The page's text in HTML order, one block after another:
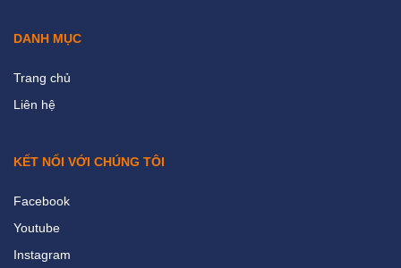
DANH MỤC
Trang chủ
Liên hệ
KẾT NỐI VỚI CHÚNG TÔI
Facebook
Youtube
Instagram